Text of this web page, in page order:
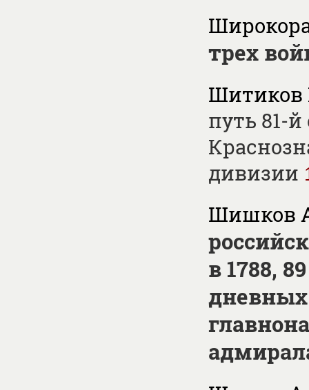
трех
Шитиков
путь 81-
дивизии
Шишков
в 1788,
дневных